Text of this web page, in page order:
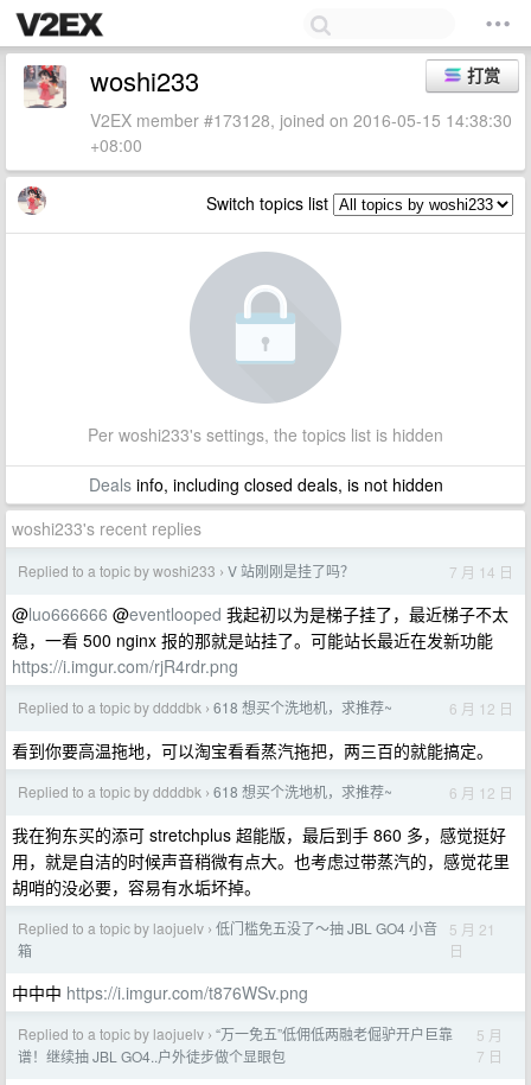
打赏
woshi233
V2EX member #173128, joined on 2016-05-15 14:38:30
+08:00
Switch topics list
Per woshi233's settings, the topics list is hidden
Dealsinfo, including closed deals, is not hidden
woshi233's recent replies
Replied to a topic by woshi233 › V 站刚刚是挂了吗？ 7 月 14 日
@luo666666 @eventlooped 我起初以为是梯子挂了，最近梯子不太
稳，一看 500 nginx 报的那就是站挂了。可能站长最近在发新功能
https://i.imgur.com/rjR4rdr.png
Replied to a topic by ddddbk › 618 想买个洗地机，求推荐~ 6 月 12 日
看到你要高温拖地，可以淘宝看看蒸汽拖把，两三百的就能搞定。
Replied to a topic by ddddbk › 618 想买个洗地机，求推荐~ 6 月 12 日
我在狗东买的添可 stretchplus 超能版，最后到手 860 多，感觉挺好
用，就是自洁的时候声音稍微有点大。也考虑过带蒸汽的，感觉花里
胡哨的没必要，容易有水垢坏掉。
Replied to a topic by laojuelv › 低门槛免五没了～抽 JBL GO4 小音
箱
5 月 21
日
中中中 https://i.imgur.com/t876WSv.png
Replied to a topic by laojuelv › “万一免五”低佣低两融老倔驴开户巨靠
谱！继续抽 JBL GO4..户外徒步做个显眼包
5 月
7 日